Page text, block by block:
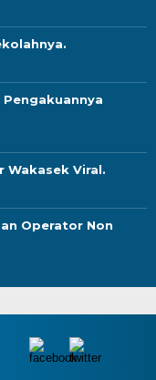
Wakasek Viral.
Operator Non